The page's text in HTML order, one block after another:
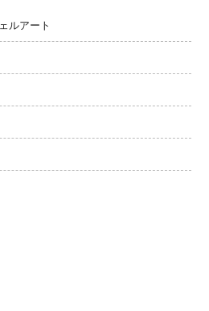
ルアート